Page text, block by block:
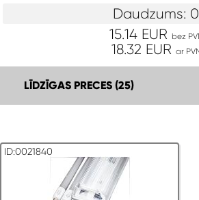
Daudzums: 0
15.14 EUR bez
18.32 EUR ar
LĪDZĪGAS PRECES (25)
ID:0021840